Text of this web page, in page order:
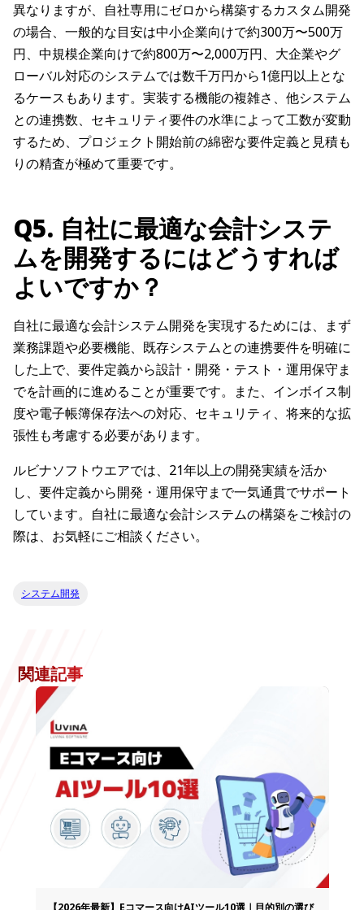
異なりますが、自社専用にゼロから構築するカスタム開発
の場合、一般的な目安は中小企業向けで約300万〜500万
円、中規模企業向けで約800万〜2,000万円、大企業やグ
ローバル対応のシステムでは数千万円から1億円以上とな
るケースもあります。実装する機能の複雑さ、他システム
との連携数、セキュリティ要件の水準によって工数が変動
するため、プロジェクト開始前の綿密な要件定義と見積も
りの精査が極めて重要です。
Q5. 自社に最適な会計システ
ムを開発するにはどうすれば
よいですか？
自社に最適な会計システム開発を実現するためには、まず
業務課題や必要機能、既存システムとの連携要件を明確に
した上で、要件定義から設計・開発・テスト・運用保守ま
でを計画的に進めることが重要です。また、インボイス制
度や電子帳簿保存法への対応、セキュリティ、将来的な拡
張性も考慮する必要があります。
ルビナソフトウエアでは、21年以上の開発実績を活か
し、要件定義から開発・運用保守まで一気通貫でサポート
しています。自社に最適な会計システムの構築をご検討の
際は、お気軽にご相談ください。
システム開発
関連記事